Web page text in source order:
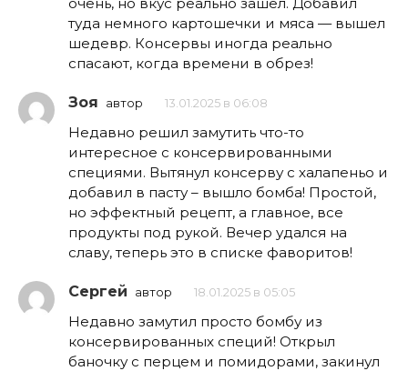
туда немного картошечки и мяса — вышел
шедевр. Консервы иногда реально
спасают, когда времени в обрез!
Зоя автор 13.01.2025 в 06:08
Недавно решил замутить что-то
интересное с консервированными
специями. Вытянул консерву с халапеньо и
добавил в пасту – вышло бомба! Простой,
но эффектный рецепт, а главное, все
продукты под рукой. Вечер удался на
славу, теперь это в списке фаворитов!
Сергей автор 18.01.2025 в 05:05
Недавно замутил просто бомбу из
консервированных специй! Открыл
баночку с перцем и помидорами, закинул